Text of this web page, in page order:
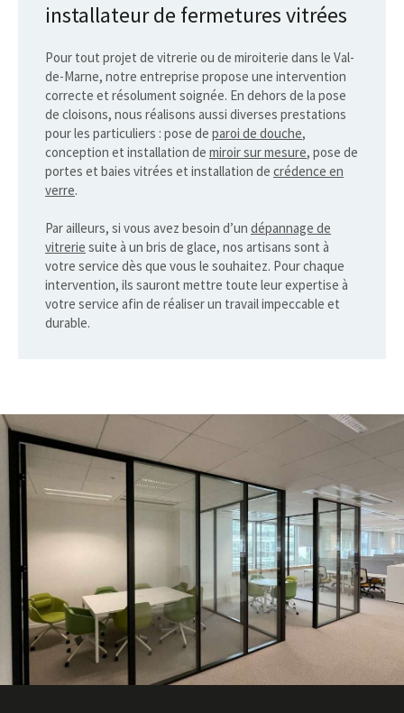
installateur de fermetures vitrées
Pour tout projet de vitrerie ou de miroiterie dans le Val-
de-Marne, notre entreprise propose une intervention
correcte et résolument soignée. En dehors de la pose
de cloisons, nous réalisons aussi diverses prestations
pour les particuliers : pose de paroi de douche,
conception et installation de miroir sur mesure, pose de
portes et baies vitrées et installation de crédence en
verre.
Par ailleurs, si vous avez besoin d’un dépannage de
vitrerie suite à un bris de glace, nos artisans sont à
votre service dès que vous le souhaitez. Pour chaque
intervention, ils sauront mettre toute leur expertise à
votre service afin de réaliser un travail impeccable et
durable.